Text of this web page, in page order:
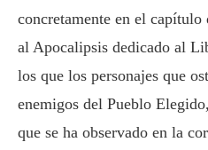
concretamente en el
al Apocalipsis dedicado al
los que los personajes que
enemigos del Pueblo
que se ha observado en la